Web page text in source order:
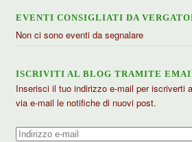
EVENTI CONSIGLIATI DA
Non ci sono eventi da segnalare
ISCRIVITI AL BLOG TRAMITE
Inserisci il tuo indirizzo e-mail per iscriverti
via e-mail le notifiche di nuovi post.
Indirizzo